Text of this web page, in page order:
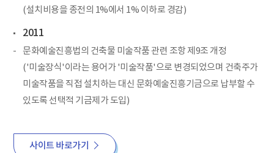
(설치비용을 종전의 1%에서 1% 이하로 경감)
2011
문화예술진흥법의 건축물 미술작품 관련 조항 제9조 개정
('미술장식'이라는 용어가 '미술작품'으로 변경되었으며 건축주가
미술작품을 직접 설치하는 대신 문화예술진흥기금으로 납부할 수
있도록 선택적 기금제가 도입)
사이트 바로가기